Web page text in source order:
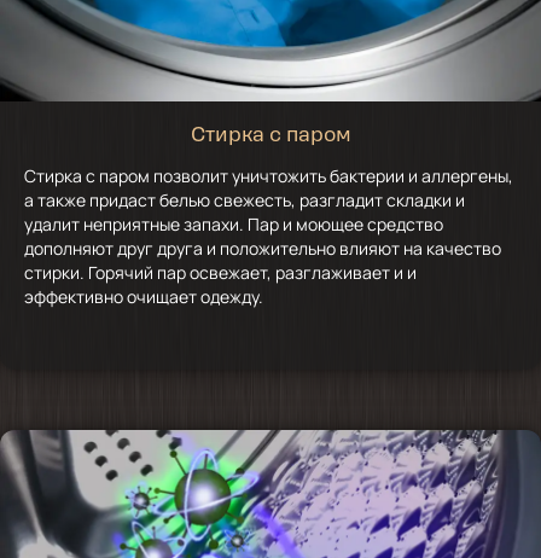
Стирка с паром
Стирка с паром позволит уничтожить бактерии и аллергены,
а также придаст белью свежесть, разгладит складки и
удалит неприятные запахи. Пар и моющее средство
дополняют друг друга и положительно влияют на качество
стирки. Горячий пар освежает, разглаживает и и
эффективно очищает одежду.